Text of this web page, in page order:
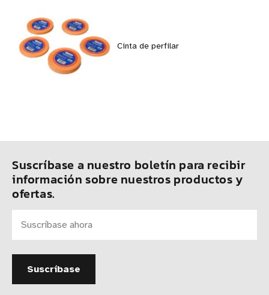
Cinta de perfilar
Suscríbase a nuestro boletín para recibir
información sobre nuestros productos y
ofertas.